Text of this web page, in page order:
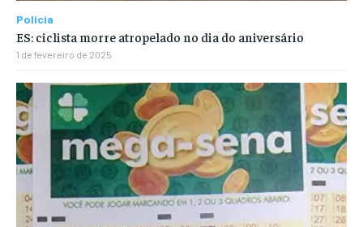
Polícia
ES: ciclista morre atropelado no dia do aniversário
1 de fevereiro de 2025